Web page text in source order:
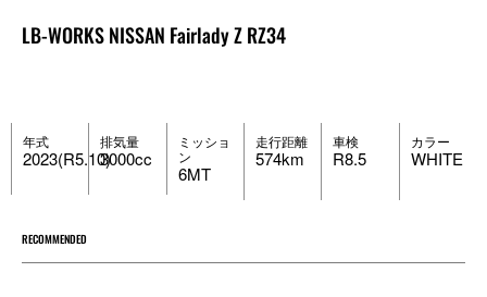
LB-WORKS NISSAN Fairlady Z RZ34
年式
2023(R5.10)
排気量
3000cc
ミッショ
ン
6MT
走行距離
574km
車検
R8.5
カラー
WHITE
RECOMMENDED